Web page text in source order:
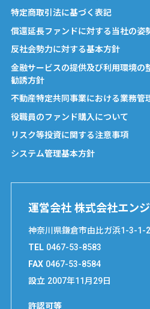
特定商取引法に基づく表記
償還延長ファンドに対する当社の姿
反社会勢力に対する基本方針
金融サービスの提供及び利用環境の
勧誘方針
不動産特定共同事業における業務管
役職員のファンド購入について
リスク等投資に関する注意事項
システム管理基本方針
運営会社 株式会社エン
神奈川県鎌倉市由比ガ浜1-3-1-
TEL 0467-53-8583
FAX 0467-53-8584
設立 2007年11月29日
許認可等